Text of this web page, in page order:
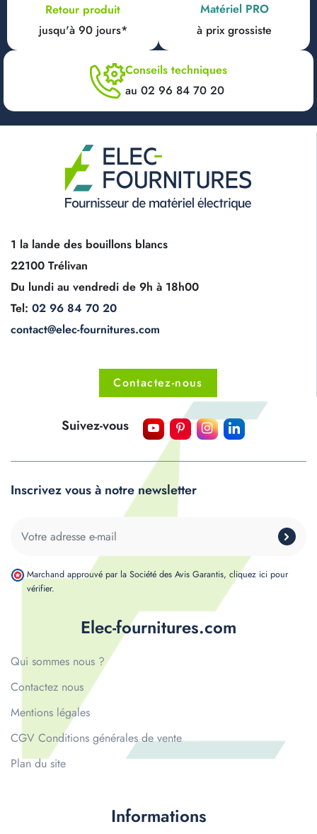
Retour produit
jusqu'à 90 jours*
Matériel PRO
à prix grossiste
Conseils techniques
au 02 96 84 70 20
1 la lande des bouillons blancs
22100 Trélivan
Du lundi au vendredi de 9h à 18h00
Tel: 02 96 84 70 20
contact@elec-fournitures.com
Contactez-nous
Elec-fournitures.com
Qui sommes nous ?
Contactez nous
Mentions légales
CGV Conditions générales de vente
Plan du site
Informations
Suivez-vous
Inscrivez vous à notre newsletter
Marchand approuvé par la Société des Avis Garantis, cliquez ici pour
vérifier.